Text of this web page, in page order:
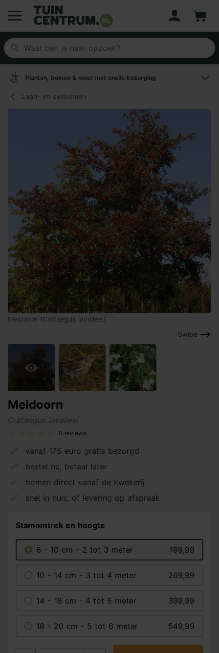
Logo Tuincentrum.nl
Planten, bomen & meer met snelle bezorging
Laan- en sierbomen
Swipe
Meidoorn (Crataegus lavalleei)
Meidoorn
Crataegus lavalleei
0 reviews
vanaf 175 euro gratis bezorgd
bestel nu, betaal later
bomen direct vanaf de kwekerij
snel in huis, of levering op afspraak
Stamomtrek en hoogte
6 - 10 cm - 2 tot 3 meter 199,99
10 - 14 cm - 3 tot 4 meter 269,99
14 - 18 cm - 4 tot 5 meter 399,99
18 - 20 cm - 5 tot 6 meter 549,99